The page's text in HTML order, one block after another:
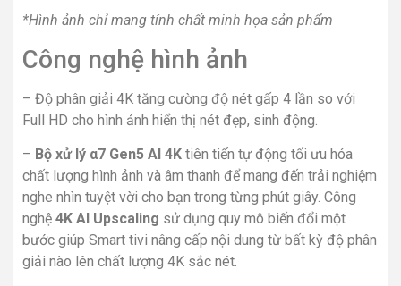
*Hình ảnh chỉ mang tính chất minh họa sản phẩm
Công nghệ hình ảnh
– Độ phân giải 4K tăng cường độ nét gấp 4 lần so với
Full HD cho hình ảnh hiển thị nét đẹp, sinh động.
– Bộ xử lý α7 Gen5 AI 4K tiên tiến tự động tối ưu hóa
chất lượng hình ảnh và âm thanh để mang đến trải nghiệm
nghe nhìn tuyệt vời cho bạn trong từng phút giây. Công
nghệ 4K AI Upscaling sử dụng quy mô biến đổi một
bước giúp Smart tivi nâng cấp nội dung từ bất kỳ độ phân
giải nào lên chất lượng 4K sắc nét.